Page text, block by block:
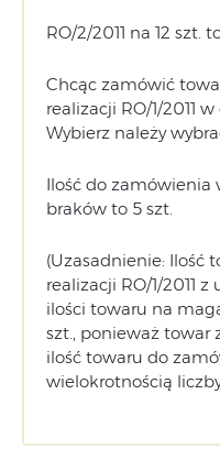
RO/2/2011 na 12 szt.
Chcąc zamówić
realizacji RO/1/2011
Wybierz należy
Ilość do zamówienia
braków to 5 szt.
(Uzasadnienie: Ilość
realizacji RO/1/2011
ilości towaru na
szt., ponieważ towar
ilość towaru do
wielokrotnością liczby